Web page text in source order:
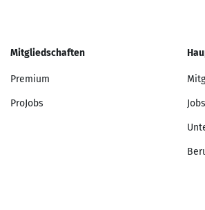
Mitgliedschaften
Premium
ProJobs